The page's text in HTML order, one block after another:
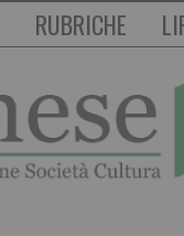
RUBRICHE